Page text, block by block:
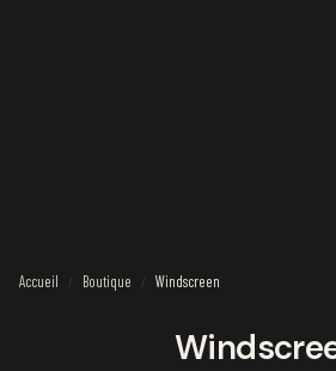
Accueil / Boutique / Windscreen